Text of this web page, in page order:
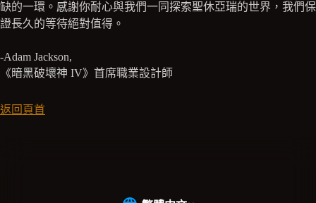
缺的一環。感謝你耐心與我們一同探索聖休亞瑞的世界，我們保
證長久的等待絕對值得。
-Adam Jackson,
《暗黑破壞神 IV》首席職業設計師
返回頁首